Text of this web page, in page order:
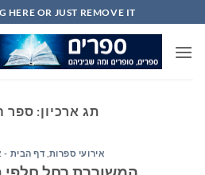
to
content
OR JUST REMOVE IT...
תג ארכיון: ספר
אירועי ספרות דף הבית -
המשוררת רחל חלפי